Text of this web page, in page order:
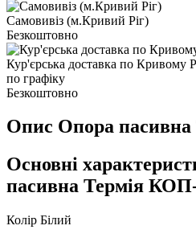
Самовивіз (м.Кривий Ріг)
Безкоштовно
Кур'єрська доставка по Кривому
по графіку
Безкоштовно
Опис Опора
Основні
пасивна Термія
Колір Білий